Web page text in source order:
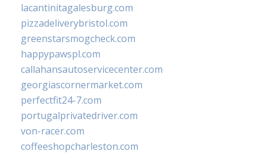
lacantinitagalesburg.com
pizzadeliverybristol.com
greenstarsmogcheck.com
happypawspl.com
callahansautoservicecenter.com
georgiascornermarket.com
perfectfit24-7.com
portugalprivatedriver.com
von-racer.com
coffeeshopcharleston.com